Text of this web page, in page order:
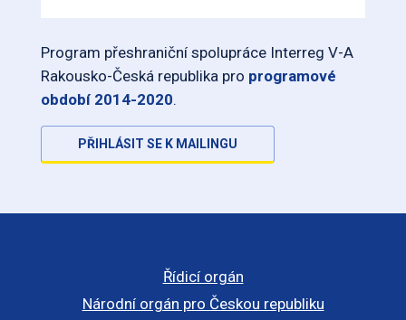
Program přeshraniční spolupráce Interreg V-A
Rakousko-Česká republika pro programové
období 2014-2020.
PŘIHLÁSIT SE K MAILINGU
Řídicí orgán
Národní orgán pro Českou republiku